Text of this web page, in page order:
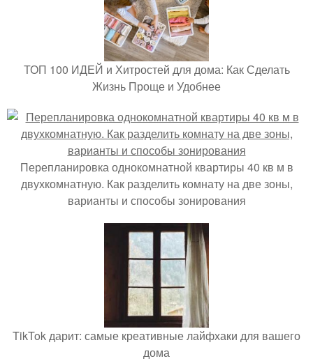
ТОП 100 ИДЕЙ и Хитростей для дома: Как Сделать
Жизнь Проще и Удобнее
Перепланировка однокомнатной квартиры 40 кв м в
двухкомнатную. Как разделить комнату на две зоны,
варианты и способы зонирования
TikTok дарит: самые креативные лайфхаки для вашего
дома